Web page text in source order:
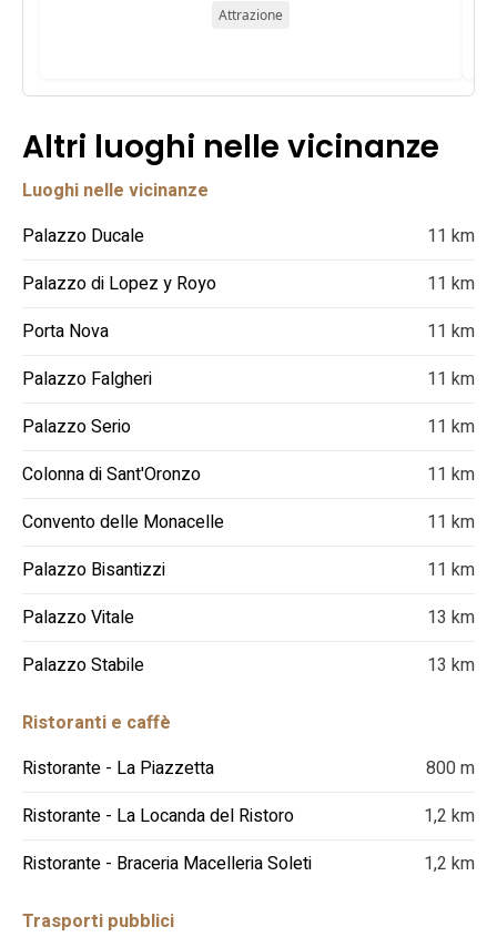
Attrazione
Altri luoghi nelle vicinanze
Luoghi nelle vicinanze
Palazzo Ducale
11 km
Palazzo di Lopez y Royo
11 km
Porta Nova
11 km
Palazzo Falgheri
11 km
Palazzo Serio
11 km
Colonna di Sant'Oronzo
11 km
Convento delle Monacelle
11 km
Palazzo Bisantizzi
11 km
Palazzo Vitale
13 km
Palazzo Stabile
13 km
Ristoranti e caffè
Ristorante - La Piazzetta
800 m
Ristorante - La Locanda del Ristoro
1,2 km
Ristorante - Braceria Macelleria Soleti
1,2 km
Trasporti pubblici